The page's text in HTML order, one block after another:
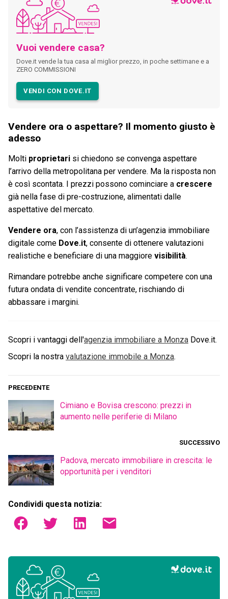
Vuoi vendere casa?
Dove.it vende la tua casa al miglior prezzo, in poche settimane e a
ZERO COMMISSIONI
VENDI CON DOVE.IT
Vendere ora o aspettare? Il momento giusto è
adesso
Molti proprietari si chiedono se convenga aspettare
l’arrivo della metropolitana per vendere. Ma la risposta non
è così scontata. I prezzi possono cominciare a crescere
già nella fase di pre-costruzione, alimentati dalle
aspettative del mercato.
Vendere ora, con l’assistenza di un’agenzia immobiliare
digitale come Dove.it, consente di ottenere valutazioni
realistiche e beneficiare di una maggiore visibilità.
Rimandare potrebbe anche significare competere con una
futura ondata di vendite concentrate, rischiando di
abbassare i margini.
Scopri i vantaggi dell'agenzia immobiliare a Monza Dove.it.
Scopri la nostra valutazione immobile a Monza.
PRECEDENTE
Cimiano e Bovisa crescono: prezzi in
aumento nelle periferie di Milano
SUCCESSIVO
Padova, mercato immobiliare in crescita: le
opportunità per i venditori
Condividi questa notizia: